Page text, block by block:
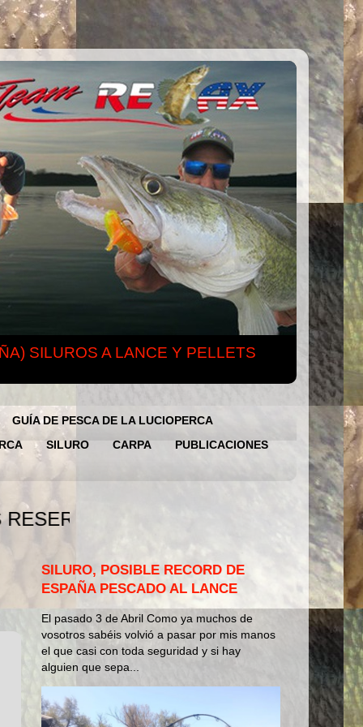
SILUROS A LANCE Y PELLETS
GUÍA DE PESCA DE LA LUCIOPERCA
SILURO CARPA PUBLICACIONES
JORNADA DE PESCA, GRACIAS
SILURO, POSIBLE RECORD DE
ESPAÑA PESCADO AL LANCE
El pasado 3 de Abril Como ya muchos de
vosotros sabéis volvió a pasar por mis manos
el que casi con toda seguridad y si hay
alguien que sepa...